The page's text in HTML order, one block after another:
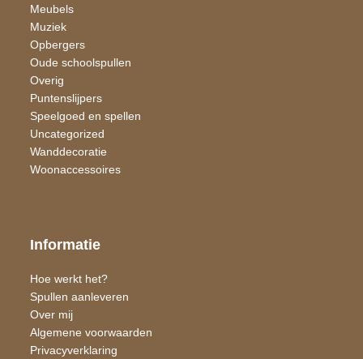
Meubels
Muziek
Opbergers
Oude schoolspullen
Overig
Puntenslijpers
Speelgoed en spellen
Uncategorized
Wand​decoratie
Woon​accessoires
Informatie
Hoe werkt het?
Spullen aanleveren
Over mij
Algemene voorwaarden
Privacyverklaring